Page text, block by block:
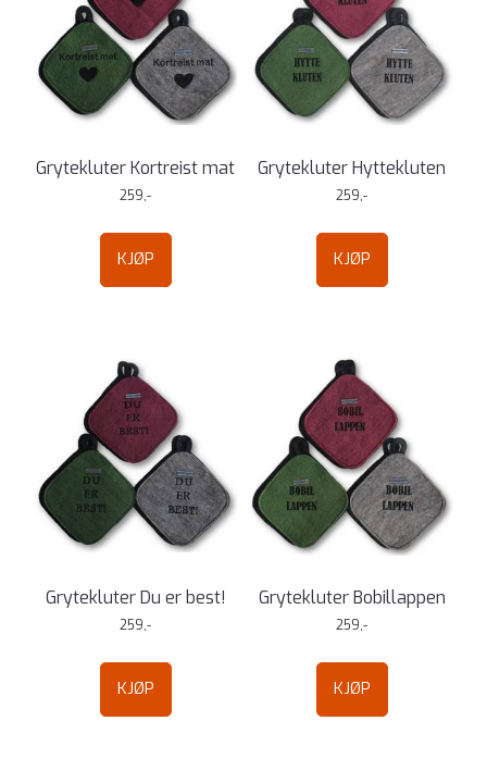
Grytekluter Kortreist mat
259,-
KJØP
Grytekluter Hyttekluten
259,-
KJØP
Grytekluter Du er best!
259,-
KJØP
Grytekluter Bobillappen
259,-
KJØP